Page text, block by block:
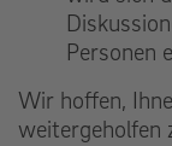
Personen
Wir hoffen,
weitergeholfen